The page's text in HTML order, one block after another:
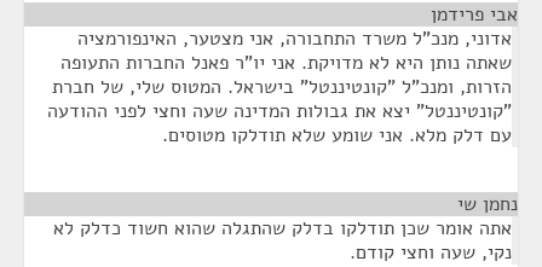
אבי פרידמן
אדוני, מנכ"ל משרד התחבורה, אני מצטער, האינפורמציה
שאתה נותן היא לא מדויקת. אני יו"ר פאנל החברות התעופה
הזרות, ומנכ"ל "קונטיננטל" בישראל. המטוס שלי, של חברת
"קונטיננטל" יצא את גבולות המדינה שעה וחצי לפני ההודעה
עם דלק מלא. אני שומע שלא תודלקו מטוסים.
נחמן שי
אתה אומר שכן תודלקו בדלק שהתגלה שהוא חשוד כדלק לא
נקי, שעה וחצי קודם.